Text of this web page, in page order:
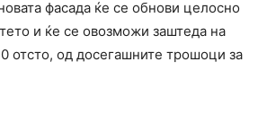
фасада ќе се обнови целосно
и ќе се овозможи заштедa на
отсто, од досегашните трошоци за